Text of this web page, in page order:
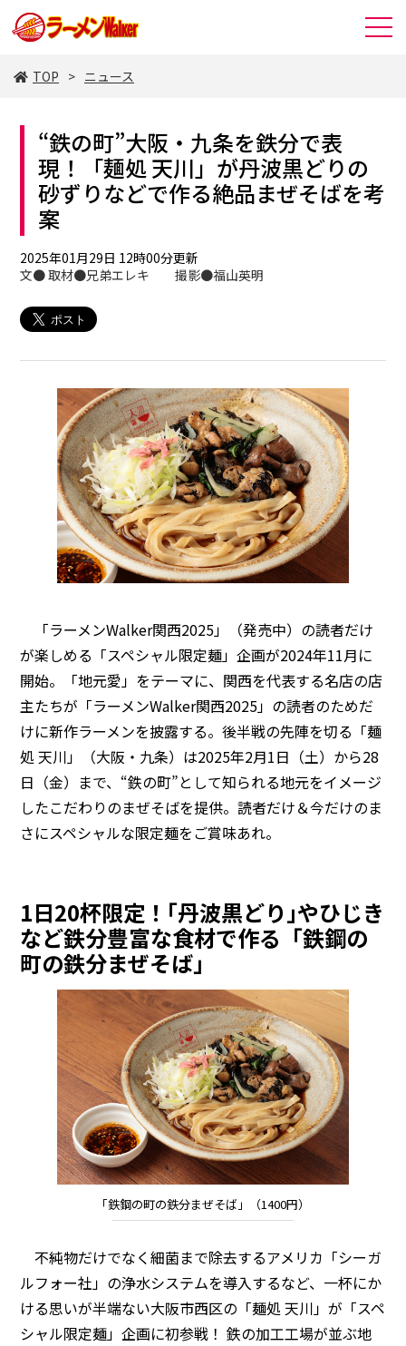
TOP ニュース
“鉄の町”大阪・九条を鉄分で表
現！「麺処 天川」が丹波黒どりの
砂ずりなどで作る絶品まぜそばを考
案
2025年01月29日 12時00分更新
文● 取材●兄弟エレキ 撮影●福山英明
「ラーメンWalker関西2025」（発売中）の読者だけ
が楽しめる「スペシャル限定麺」企画が2024年11月に
開始。「地元愛」をテーマに、関西を代表する名店の店
主たちが「ラーメンWalker関西2025」の読者のためだ
けに新作ラーメンを披露する。後半戦の先陣を切る「麺
処 天川」（大阪・九条）は2025年2月1日（土）から28
日（金）まで、“鉄の町”として知られる地元をイメージ
したこだわりのまぜそばを提供。読者だけ＆今だけのま
さにスペシャルな限定麺をご賞味あれ。
1日20杯限定！｢丹波黒どり｣やひじき
など鉄分豊富な食材で作る「鉄鋼の
町の鉄分まぜそば」
「鉄鋼の町の鉄分まぜそば」（1400円）
不純物だけでなく細菌まで除去するアメリカ「シーガ
ルフォー社」の浄水システムを導入するなど、一杯にか
ける思いが半端ない大阪市西区の「麺処 天川」が「スペ
シャル限定麺」企画に初参戦！ 鉄の加工工場が並ぶ地